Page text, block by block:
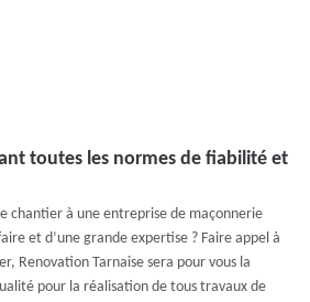
toutes les normes de fiabilité et
chantier à une entreprise de maçonnerie
et d’une grande expertise ? Faire appel à
Renovation Tarnaise sera pour vous la
pour la réalisation de tous travaux de